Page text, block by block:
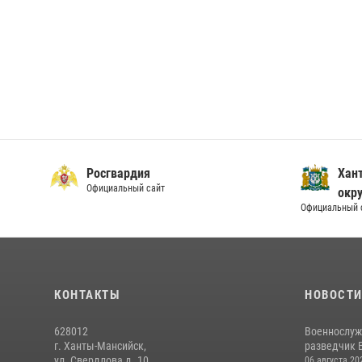
Росгвардия
Официальный сайт
Официальный
КОНТАКТЫ
628012
г. Ханты-Мансийск,
НОВОСТИ
разведчик